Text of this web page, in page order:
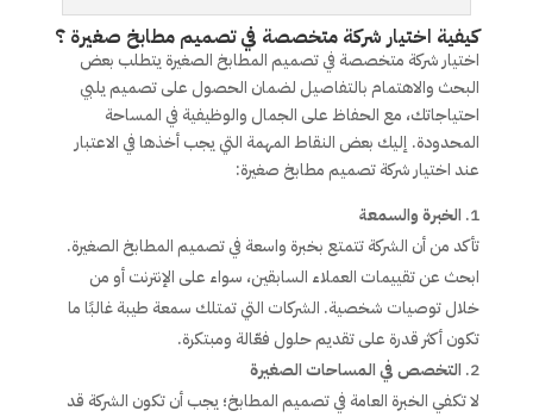
كيفية اختيار شركة متخصصة في تصميم مطابخ صغيرة ؟
اختيار شركة متخصصة في تصميم المطابخ الصغيرة يتطلب بعض
البحث والاهتمام بالتفاصيل لضمان الحصول على تصميم يلبي
احتياجاتك، مع الحفاظ على الجمال والوظيفية في المساحة
المحدودة. إليك بعض النقاط المهمة التي يجب أخذها في الاعتبار
عند اختيار شركة تصميم مطابخ صغيرة:
الخبرة والسمعة
تأكد من أن الشركة تتمتع بخبرة واسعة في تصميم المطابخ الصغيرة.
ابحث عن تقييمات العملاء السابقين، سواء على الإنترنت أو من
خلال توصيات شخصية. الشركات التي تمتلك سمعة طيبة غالبًا ما
تكون أكثر قدرة على تقديم حلول فعّالة ومبتكرة.
التخصص في المساحات الصغيرة
لا تكفي الخبرة العامة في تصميم المطابخ؛ يجب أن تكون الشركة قد